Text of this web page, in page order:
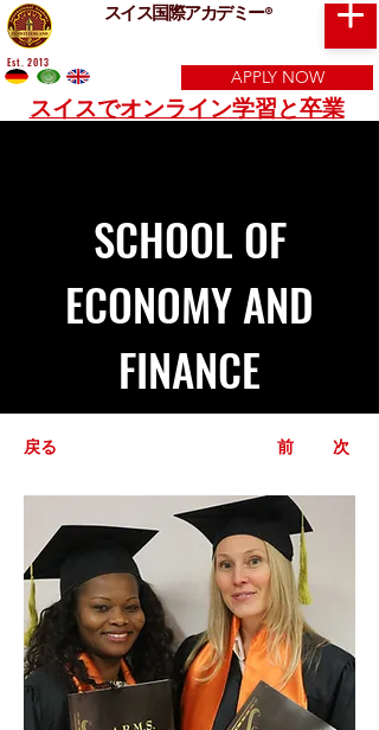
スイス国際アカデミー®
APPLY NOW
スイスでオンライン学習と卒業
Est. 2013
SCHOOL OF
ECONOMY AND
FINANCE
戻る 前 次